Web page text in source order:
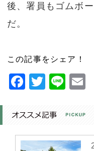
後、署員もゴムボ
だ。
この記事をシェア！
Facebook
Twitter
Line